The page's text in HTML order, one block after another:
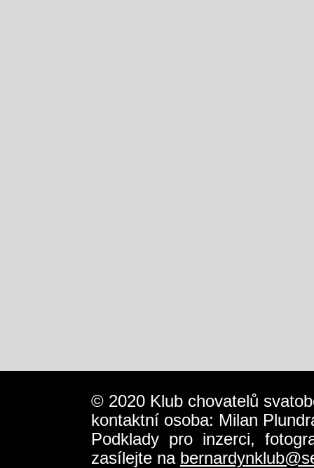
© 2020 Klub chovatelů
kontaktní osoba: Milan
Podklady pro inzerci,
zasílejte na